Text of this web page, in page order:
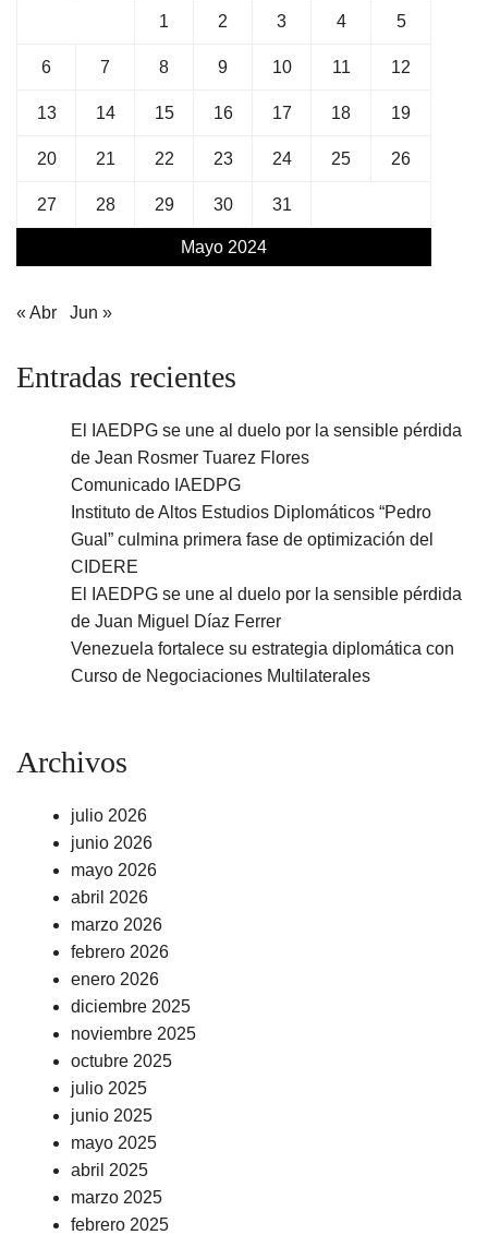
Mayo 2024
1 2 3 4 5
6 7 8 9 10 11 12
13 14 15 16 17 18 19
20 21 22 23 24 25 26
27 28 29 30 31
« Abr Jun »
Entradas recientes
El IAEDPG se une al duelo por la sensible pérdida
de Jean Rosmer Tuarez Flores
Comunicado IAEDPG
Instituto de Altos Estudios Diplomáticos “Pedro
Gual” culmina primera fase de optimización del
CIDERE
El IAEDPG se une al duelo por la sensible pérdida
de Juan Miguel Díaz Ferrer
Venezuela fortalece su estrategia diplomática con
Curso de Negociaciones Multilaterales
Archivos
julio 2026
junio 2026
mayo 2026
abril 2026
marzo 2026
febrero 2026
enero 2026
diciembre 2025
noviembre 2025
octubre 2025
julio 2025
junio 2025
mayo 2025
abril 2025
marzo 2025
febrero 2025